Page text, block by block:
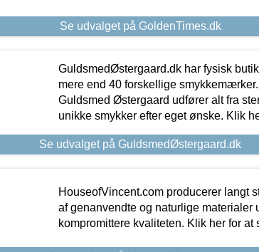
Se udvalget på GoldenTimes.dk
GuldsmedØstergaard.dk har fysisk
mere end 40 forskellige
Guldsmed Østergaard udfører alt fra
unikke smykker efter eget ønske. Klik
Se udvalget på GuldsmedØstergaard.dk
HouseofVincent.com producerer langt
af genanvendte og naturlige materialer
kompromittere kvaliteten. Klik her for at